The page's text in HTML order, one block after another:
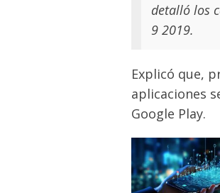
detalló los
9 2019.
Explicó que,
aplicaciones
Google Play.